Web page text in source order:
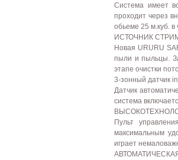
Система имеет
проходит через
обьеме 25 м.куб. в
ИСТОЧНИК
Новая URURU
пыли и пыльцы.
этапе очистки
3-зонный датчик
Датчик
система
Пульт
максимальным
играет